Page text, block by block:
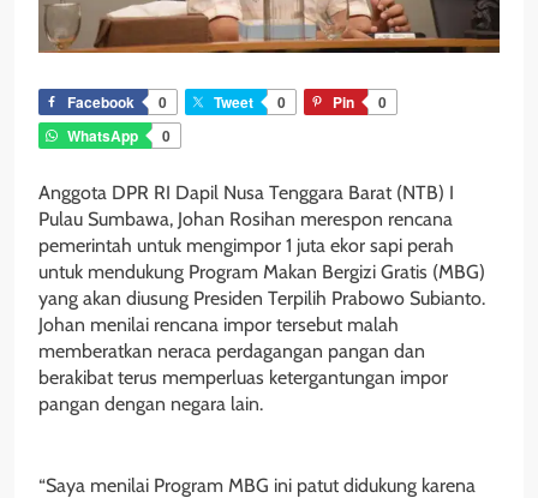
Facebook 0 Tweet 0 Pin
0
WhatsApp
0
Anggota DPR RI Dapil Nusa Tenggara Barat (NTB) I
Pulau Sumbawa, Johan Rosihan merespon rencana
pemerintah untuk mengimpor 1 juta ekor sapi perah
untuk mendukung Program Makan Bergizi Gratis (MBG)
yang akan diusung Presiden Terpilih Prabowo Subianto.
Johan menilai rencana impor tersebut malah
memberatkan neraca perdagangan pangan dan
berakibat terus memperluas ketergantungan impor
pangan dengan negara lain.
“Saya menilai Program MBG ini patut didukung karena